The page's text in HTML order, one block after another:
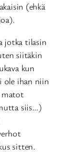
(ehkä
jotka tilasin
siitäkin
kun
ole ihan niin
matot
siis…)
sitten.